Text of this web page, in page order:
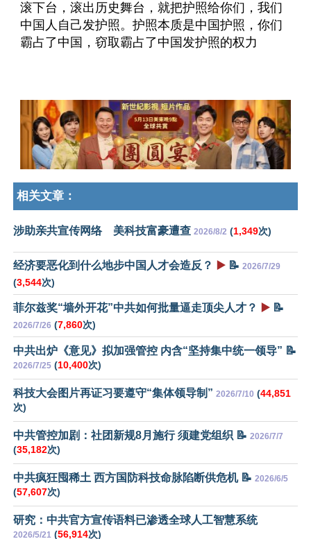
滚下台，滚出历史舞台，就把护照给你们，我们
中国人自己发护照。护照本质是中国护照，你们
霸占了中国，窃取霸占了中国发护照的权力
相关文章：
涉助亲共宣传网络 美科技富豪遭查 2026/8/2 (1,349次)
经济要恶化到什么地步中国人才会造反？ ▶️ 📝 2026/7/29
(3,544次)
菲尔兹奖“墙外开花”中共如何批量逼走顶尖人才？ ▶️ 📝
2026/7/26 (7,860次)
中共出炉《意见》拟加强管控 内含“坚持集中统一领导” 📝
2026/7/25 (10,400次)
科技大会图片再证习要遵守“集体领导制” 2026/7/10 (44,851
次)
中共管控加剧：社团新规8月施行 须建党组织 📝 2026/7/7
(35,182次)
中共疯狂囤稀土 西方国防科技命脉陷断供危机 📝 2026/6/5
(57,607次)
研究：中共官方宣传语料已渗透全球人工智慧系统
2026/5/21 (56,914次)